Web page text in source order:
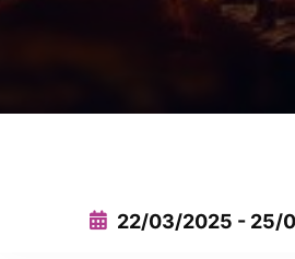
22/03/2025 - 25/